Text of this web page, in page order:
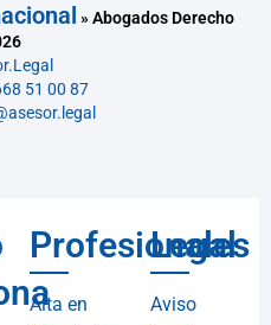
»Abogados Derecho
51 00 87
Profesionales
Alta en
Legal
Aviso